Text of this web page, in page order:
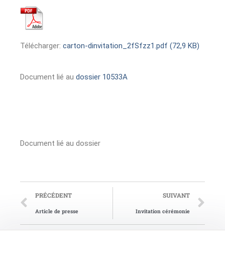
Télécharger: carton-dinvitation_2fSfzz1.pdf (72,9 KB)
Document lié au dossier 10533A
Document lié au dossier
PRÉCÉDENT
Article de presse
SUIVANT
Invitation cérémonie